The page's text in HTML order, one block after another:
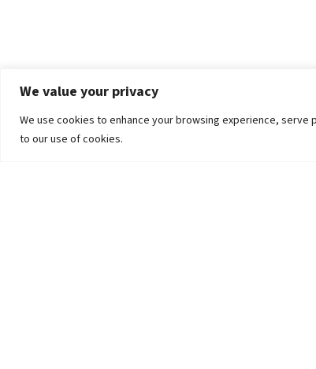
We value your privacy
We use cookies to enhance your browsing experience,
to our use of cookies.